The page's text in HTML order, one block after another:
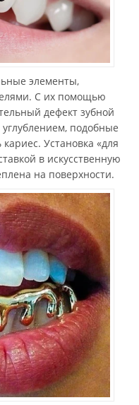
элементы,
С их помощью
дефект зубной
подобные
Установка «для
в искусственную
на поверхности.